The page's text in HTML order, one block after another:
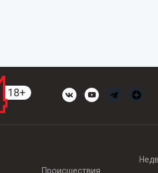
Происшествия